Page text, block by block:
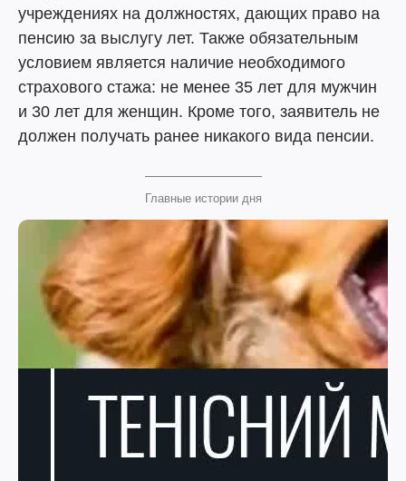
учреждениях на должностях, дающих право на
пенсию за выслугу лет. Также обязательным
условием является наличие необходимого
страхового стажа: не менее 35 лет для мужчин
и 30 лет для женщин. Кроме того, заявитель не
должен получать ранее никакого вида пенсии.
Главные истории дня